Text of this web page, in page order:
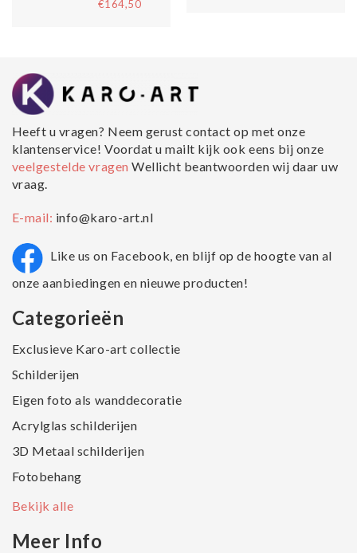
€164,50
Heeft u vragen? Neem gerust contact op met onze
klantenservice! Voordat u mailt kijk ook eens bij onze
veelgestelde vragenWellicht beantwoorden wij daar uw
vraag.
E-mail: info@karo-art.nl
Like us on Facebook, en blijf op de hoogte van al
onze aanbiedingen en nieuwe producten!
Categorieën
Exclusieve Karo-art collectie
Schilderijen
Eigen foto als wanddecoratie
Acrylglas schilderijen
3D Metaal schilderijen
Fotobehang
Bekijk alle
Meer Info